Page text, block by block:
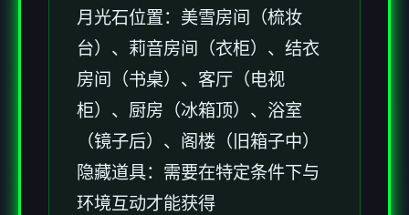
月光石位置：美雪房间（梳妆
台）、莉音房间（衣柜）、结衣
房间（书桌）、客厅（电视
柜）、厨房（冰箱顶）、浴室
（镜子后）、阁楼（旧箱子中）
隐藏道具：需要在特定条件下与
环境互动才能获得